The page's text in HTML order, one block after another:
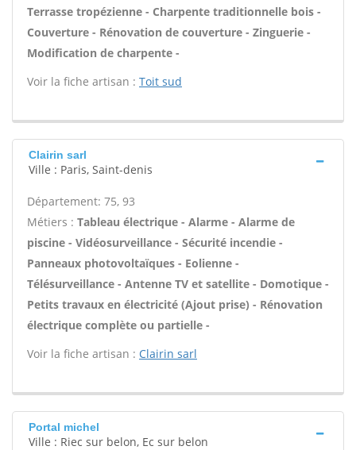
Terrasse tropézienne - Charpente traditionnelle bois -
Couverture - Rénovation de couverture - Zinguerie -
Modification de charpente -
Voir la fiche artisan : Toit sud
Clairin sarl
Ville : Paris, Saint-denis
Département: 75, 93
Métiers : Tableau électrique - Alarme - Alarme de
piscine - Vidéosurveillance - Sécurité incendie -
Panneaux photovoltaïques - Eolienne -
Télésurveillance - Antenne TV et satellite - Domotique -
Petits travaux en électricité (Ajout prise) - Rénovation
électrique complète ou partielle -
Voir la fiche artisan : Clairin sarl
Portal michel
Ville : Riec sur belon, Ec sur belon